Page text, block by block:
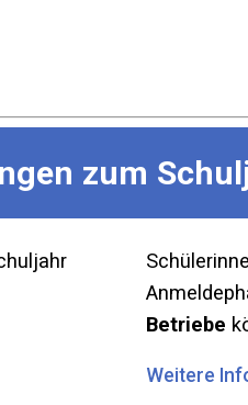
zum
Betriebe
Weitere